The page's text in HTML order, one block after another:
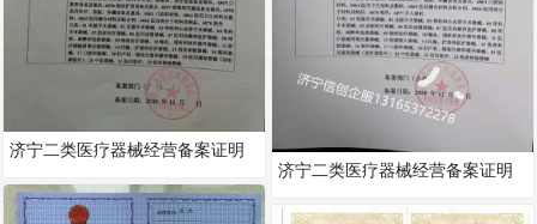
济宁二类医疗器械经营备案证明
济宁二类医疗器械经营备案证明